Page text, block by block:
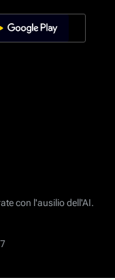
con l'ausilio dell'AI.